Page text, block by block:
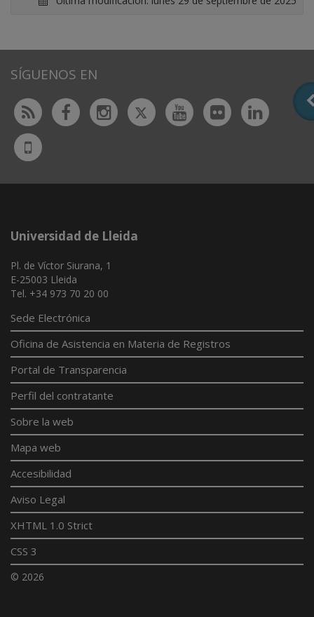
SÍGUENOS EN
Rss FacebookInstagram
TwitterYoutubeFlickr
UdL
App
Universidad de Lleida
Pl. de Víctor Siurana, 1
E-25003 Lleida
Tel. +34 973 70 20 00
Sede Electrónica
Oficina de Asistencia en Materia de Registros
Portal de Transparencia
Perfil del contratante
Sobre la web
Mapa web
Accesibilidad
Aviso Legal
XHTML 1.0 Strict
CSS 3
© 2026